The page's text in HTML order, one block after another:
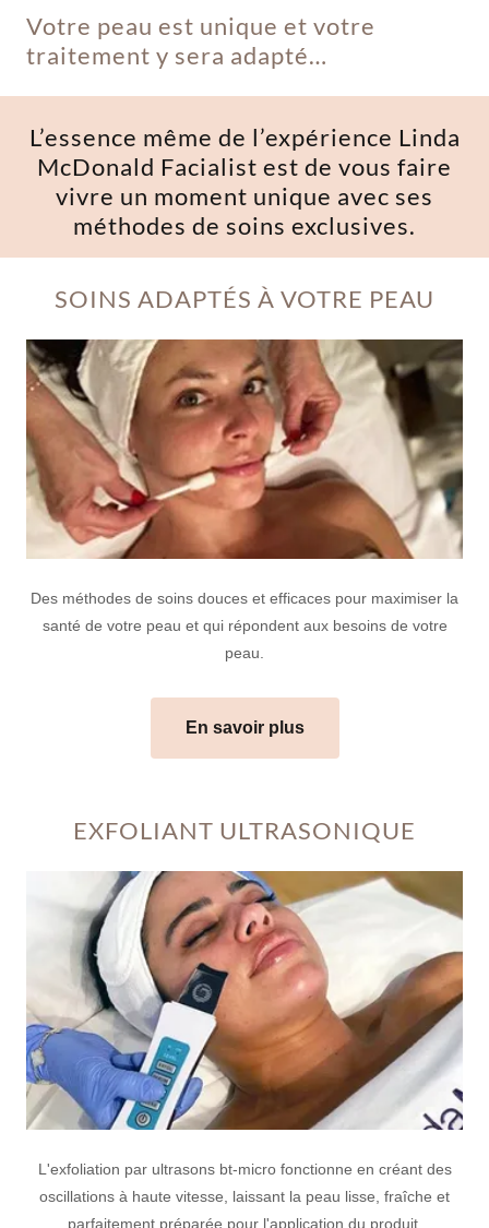
Votre peau est unique et votre
traitement y sera adapté…
L’essence même de l’expérience Linda
McDonald Facialist est de vous faire
vivre un moment unique avec ses
méthodes de soins exclusives.
SOINS ADAPTÉS À VOTRE PEAU
Des méthodes de soins douces et efficaces pour maximiser la
santé de votre peau et qui répondent aux besoins de votre
peau.
En savoir plus
EXFOLIANT ULTRASONIQUE
L'exfoliation par ultrasons bt-micro fonctionne en créant des
oscillations à haute vitesse, laissant la peau lisse, fraîche et
parfaitement préparée pour l'application du produit.